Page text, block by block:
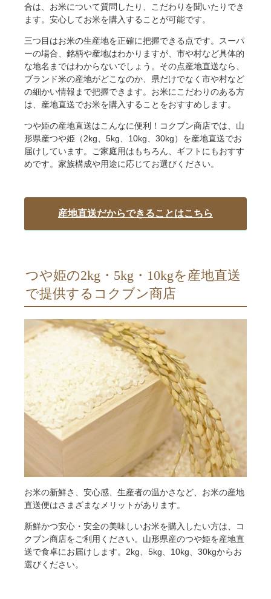
合は、お米について質問したり、こだわりを聞いたりでき
ます。安心してお米を購入することが可能です。
三つ目はお米の生産地を正確に把握できる点です。スーパ
ーの場合、銘柄や産地はわかりますが、市や村など具体的
な地名まではわからないでしょう。その点産地直送なら、
ブランド米の産地がどこなのか、県だけでなく市や村など
の細かい情報まで把握できます。お米にこだわりのある方
は、産地直送でお米を購入することをおすすめします。
つや姫の産地直送はこんなに便利！コクブン商店では、山
形県産つや姫（2kg、5kg、10kg、30kg）を産地直送でお
届けしています。ご家庭用はもちろん、ギフトにもおすす
めです。家族構成や用途に応じてお選びください。
産地直送だからできることはこちら
つや姫の2kg・5kg・10kgを産地直送
で提供するコクブン商店
お米の新鮮さ、安心感、生産者の温かさなど、お米の産地
直送便はさまざまなメリットがあります。
新鮮かつ安心・安全の美味しいお米を購入したい方は、コ
クブン商店をご利用ください。山形県産のつや姫を産地直
送で食卓にお届けします。2kg、5kg、10kg、30kgからお
選びください。